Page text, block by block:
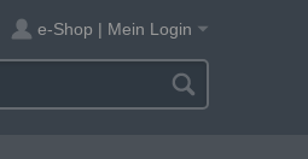
e-Shop | Mein Login